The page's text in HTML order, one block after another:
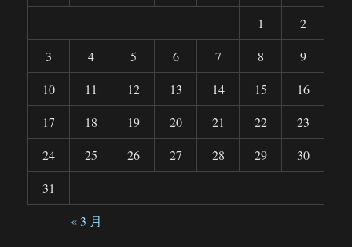
1
2
3
4 5 6 7 8
9
10
11 12 13 14 15
16
17
18 19 20 21 22
23
24
25 26 27 28 29
30
31
« 3 月